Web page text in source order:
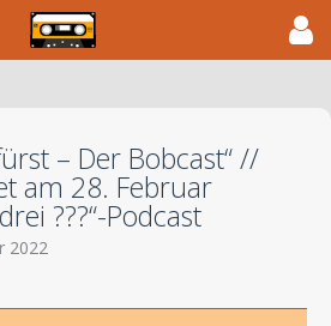
– Der Bobcast“ //
am 28. Februar
???“-Podcast
2022